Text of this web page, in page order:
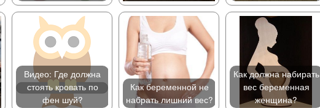
Видео: Где должна
стоять кровать по
фен шуй?
Как беременной не
набрать лишний вес?
Как должна набирать
вес беременная
женщина?